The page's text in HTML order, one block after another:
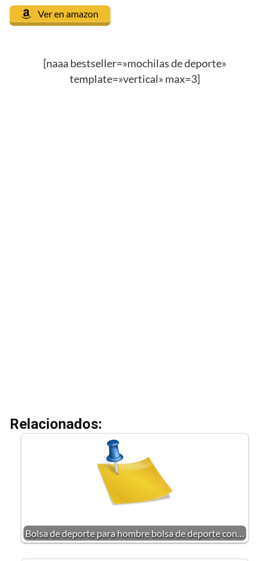
Ver en amazon
[naaa bestseller=»mochilas de deporte»
template=»vertical» max=3]
Relacionados:
Bolsa de deporte para hombre bolsa de deporte con…